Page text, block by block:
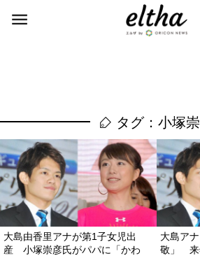
タグ：小塚
大島由香里アナが第1子女児出
産 小塚崇彦氏がパパに「かわ
大島ア
敬」 来